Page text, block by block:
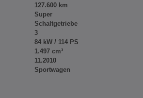
127.600 km
Super
Schaltgetriebe
3
84 kW / 114 PS
1.497 cm³
11.2010
Sportwagen